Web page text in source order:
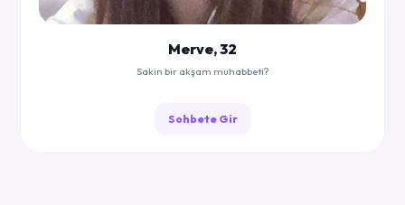
Merve, 32
Sakin bir akşam muhabbeti?
Sohbete Gir